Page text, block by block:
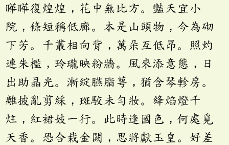
曄曄復煌煌，花中無比方。豔夭宜小
院，條短稱低廊。本是山頭物，今為砌
下芳。千叢相向背，萬朵互低昂。照灼
連朱檻，玲瓏映粉牆。風來添意態，日
出助晶光。漸綻臙脂萼，猶含琴軫房。
離披亂剪綵，斑駮未勻妝。絳焰燈千
炷，紅裙妓一行。此時逢國色，何處覓
天香。恐合栽金闕，思將獻玉皇。好差